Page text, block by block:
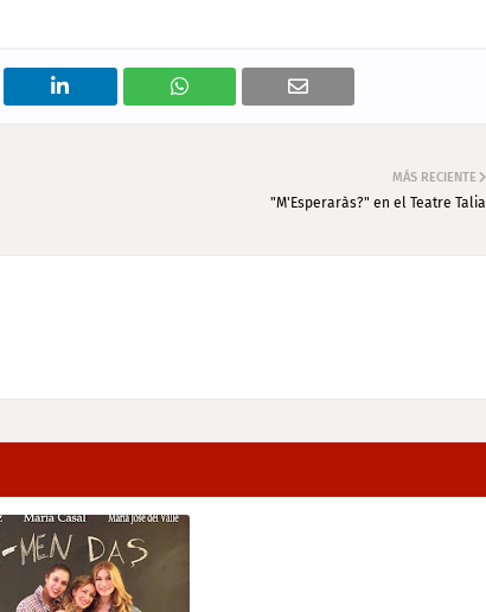
MÁS RECIENTE
"M'Esperaràs?" en el Teatre Talia